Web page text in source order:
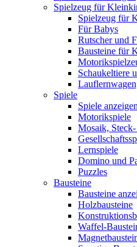
Spielzeug für
Spielzeug für
Für Babys
Rutscher und
Bausteine für
Schaukeltiere
Spiele
Spiele anzeigen
Motorikspiele
Mosaik,
Lernspiele
Domino und
Puzzles
Bausteine
Bausteine
Holzbausteine
Waffel-